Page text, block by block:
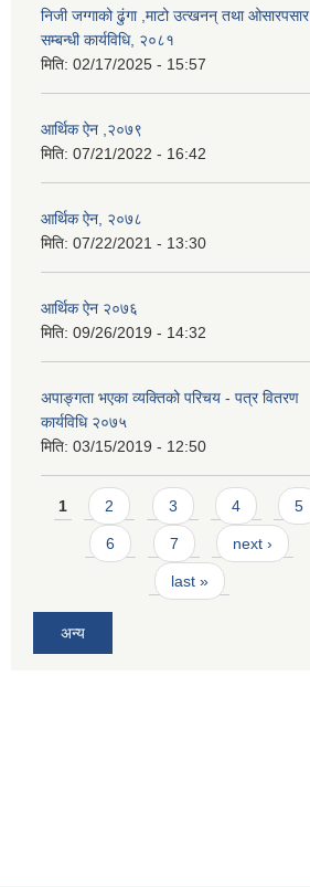
निजी जग्गाको ढुंगा ,माटो उत्खनन् तथा ओसारपसार
सम्बन्धी कार्यविधि, २०८१
मिति: 02/17/2025 - 15:57
आर्थिक ऐन ,२०७९
मिति: 07/21/2022 - 16:42
आर्थिक ऐन, २०७८
मिति: 07/22/2021 - 13:30
आर्थिक ऐन २०७६
मिति: 09/26/2019 - 14:32
अपाङ्गता भएका व्यक्तिको परिचय - पत्र वितरण
कार्यविधि २०७५
मिति: 03/15/2019 - 12:50
Pages
1 2 3 4 5
6 7 next ›
last »
अन्य